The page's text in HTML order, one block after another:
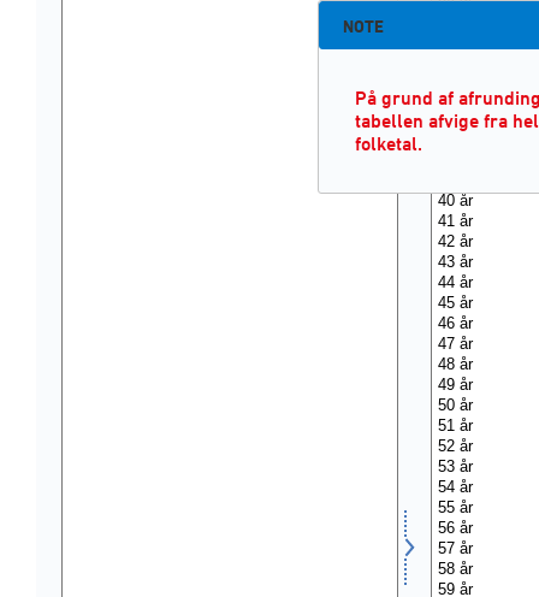
NOTE
På grund af
tabellen afvige fra
folketal.